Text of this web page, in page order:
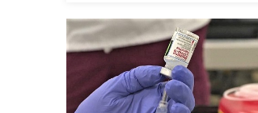
易
國
際
電
影